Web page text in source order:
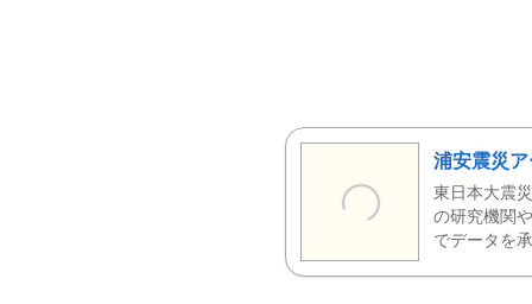
浦安震災ア
東日本大震
の研究機関
でデータを